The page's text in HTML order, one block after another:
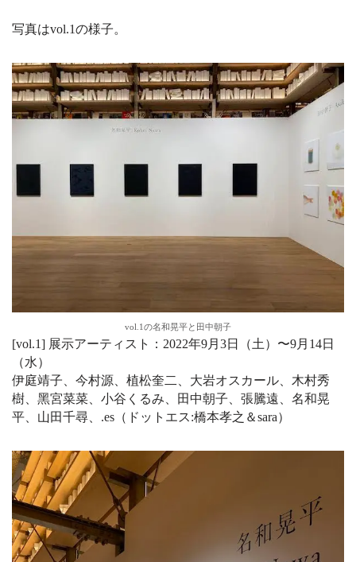
写真はvol.1の様子。
vol.1の名和晃平と田中朝子
[vol.1] 展⽰アーティスト：2022年9月3日（⼟）〜9月14日
（⽔）
伊庭靖⼦、今村源、植松奎⼆、⼤岩オスカール、⽊村秀
樹、⿊宮菜菜、⼩⾕くるみ、⽥中朝⼦、張騰遠、名和晃
平、⼭⽥千尋、.es（ドットエス:橋本孝之＆sara）